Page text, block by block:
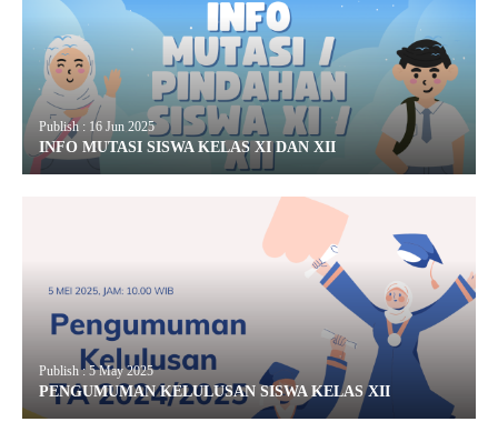
Publish : 16 Jun 2025
INFO MUTASI SISWA KELAS XI DAN XII
Publish : 5 May 2025
PENGUMUMAN KELULUSAN SISWA KELAS XII